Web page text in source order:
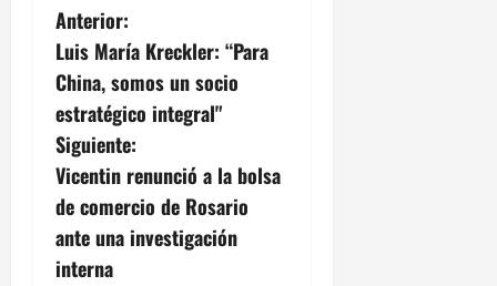
N
a
v
e
g
a
Anterior:
Luis María Kreckler: “Para
China, somos un socio
estratégico integral"
Siguiente:
Vicentin renunció a la bolsa
de comercio de Rosario
ante una investigación
interna